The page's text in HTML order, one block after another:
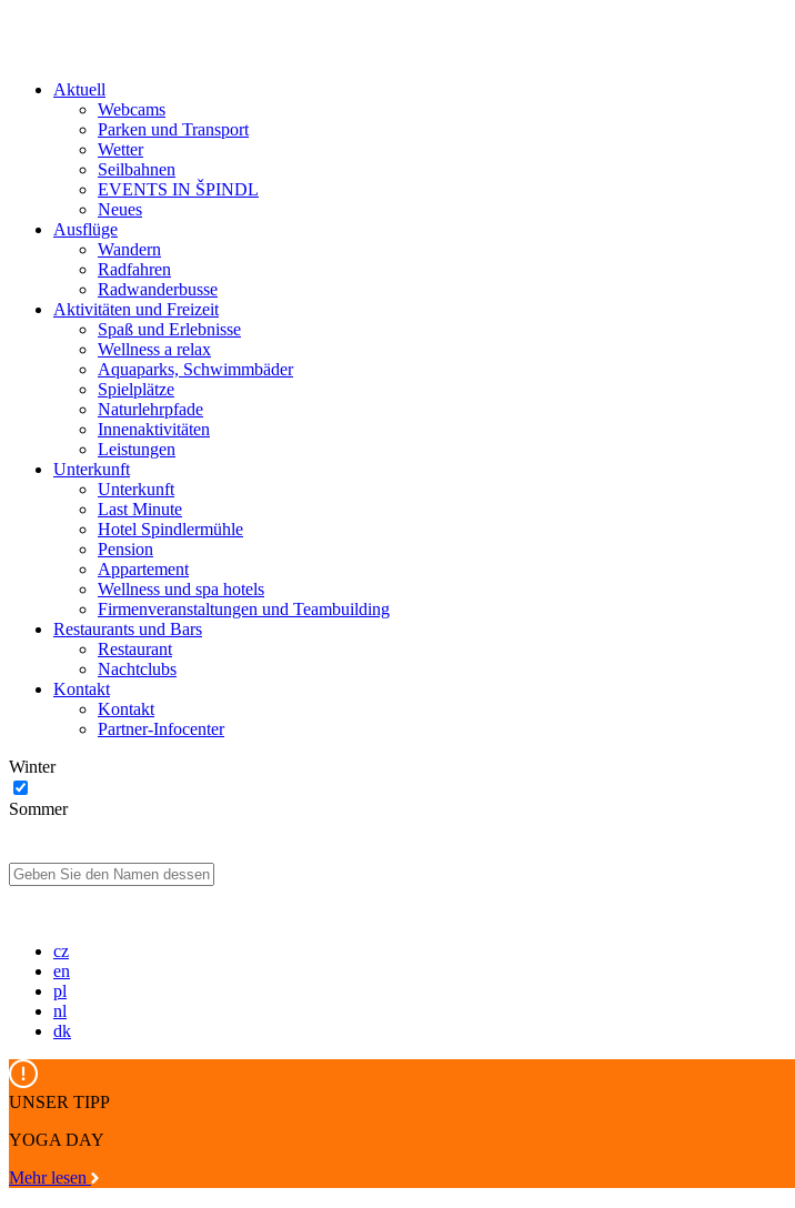
Aktuell
Webcams
Parken und Transport
Wetter
Seilbahnen
EVENTS IN ŠPINDL
Neues
Ausflüge
Wandern
Radfahren
Radwanderbusse
Aktivitäten und Freizeit
Spaß und Erlebnisse
Wellness a relax
Aquaparks, Schwimmbäder
Spielplätze
Naturlehrpfade
Innenaktivitäten
Leistungen
Unterkunft
Unterkunft
Last Minute
Hotel Spindlermühle
Pension
Appartement
Wellness und spa hotels
Firmenveranstaltungen und Teambuilding
Restaurants und Bars
Restaurant
Nachtclubs
Kontakt
Kontakt
Partner-Infocenter
Winter
Sommer
cz
en
pl
nl
dk
UNSER TIPP
YOGA DAY
Mehr lesen